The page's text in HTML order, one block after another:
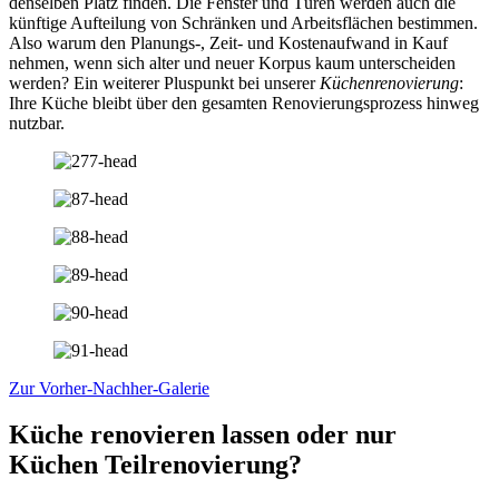
künftige Aufteilung von Schränken und Arbeitsflächen bestimmen.
Also warum den Planungs-, Zeit- und Kostenaufwand in Kauf
nehmen, wenn sich alter und neuer Korpus kaum unterscheiden
werden? Ein weiterer Pluspunkt bei unserer Küchenrenovierung:
Ihre Küche bleibt über den gesamten Renovierungsprozess hinweg
nutzbar.
Zur Vorher-Nachher-Galerie
Küche renovieren lassen oder nur
Küchen Teilrenovierung?